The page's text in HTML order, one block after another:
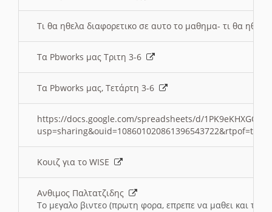
Τι θα ηθελα διαφορετικο σε αυτο το μαθημα- τι θα
Τα Pbworks μας Τριτη 3-6
Τα Pbworks μας, Τετάρτη 3-6
https://docs.google.com/spreadsheets/d/
Κουιζ για το WISE
Ανθιμος Παλτατζιδης
Το μεγαλο βιντεο (πρωτη φορα, επρεπε να μαθει και το